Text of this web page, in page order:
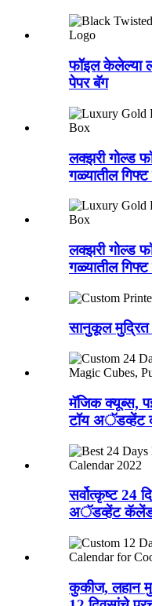
फॉइल केलेल्या
पेपर बॅग
लक्झरी गोल्ड
गळ्यातील गिफ्ट
लक्झरी गोल्ड
गळ्यातील गिफ्ट
सानुकूल मुद्रित
मॅजिक क्यूब्स,
टॉय अॅडव्हेंट
सर्वोत्कृष्ट 24
अॅडव्हेंट
कुकीज, लहान